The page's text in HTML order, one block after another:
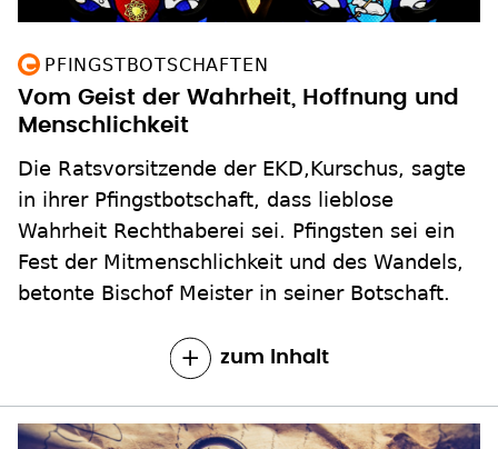
PFINGSTBOTSCHAFTEN
Vom Geist der Wahrheit, Hoffnung und
Menschlichkeit
Die Ratsvorsitzende der EKD,Kurschus, sagte
in ihrer Pfingstbotschaft, dass lieblose
Wahrheit Rechthaberei sei. Pfingsten sei ein
Fest der Mitmenschlichkeit und des Wandels,
betonte Bischof Meister in seiner Botschaft.
zum Inhalt